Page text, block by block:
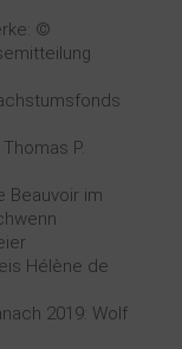
©
P.
Beauvoir im
Hélène de
2019: Wolf